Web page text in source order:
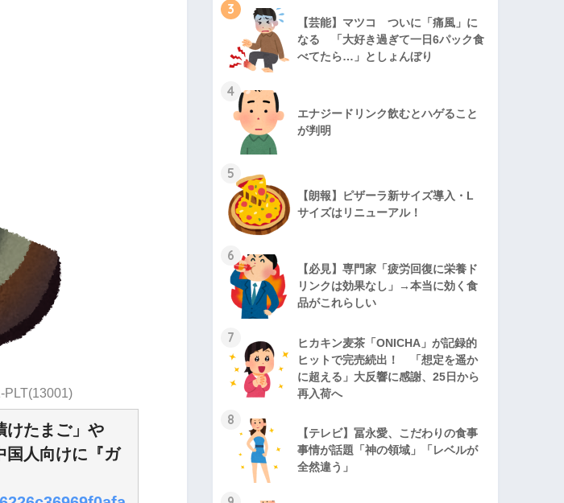
PLT(13001)
けたまご」や
国人向けに『ガ
3
【芸能】マツコ ついに「痛風」に
なる 「大好き過ぎて一日6パック食
べてたら…」としょんぼり
4
エナジードリンク飲むとハゲること
が判明
5
【朗報】ピザーラ新サイズ導入・L
サイズはリニューアル！
6
【必見】専門家「疲労回復に栄養ド
リンクは効果なし」→本当に効く食
品がこれらしい
7
ヒカキン麦茶「ONICHA」が記録的
ヒットで完売続出！ 「想定を遥か
に超える」大反響に感謝、25日から
再入荷へ
8
【テレビ】冨永愛、こだわりの食事
事情が話題「神の領域」「レベルが
全然違う」